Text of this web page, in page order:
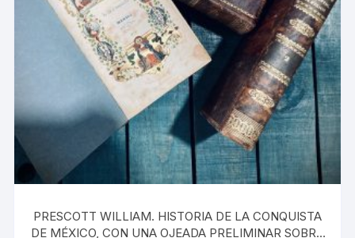
PRESCOTT WILLIAM. HISTORIA DE LA CONQUISTA
DE MÉXICO, CON UNA OJEADA PRELIMINAR SOBRE